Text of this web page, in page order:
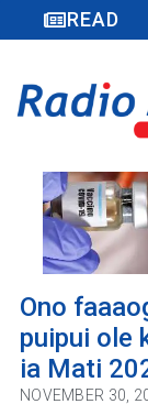
READ
Ono
puipui ole
ia Mati
NOVEMBER 30,